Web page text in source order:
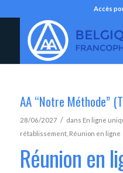
Accès
AA “Notre Méthode”
28/06/2027 / dans En ligne
rétablissement, Réunion en ligne
Réunion en